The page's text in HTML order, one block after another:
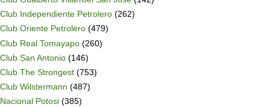
Club Independiente Petrolero (262)
Club Oriente Petrolero (479)
Club Real Tomayapo (260)
Club San Antonio (146)
Club The Strongest (753)
Club Wilstermann (487)
Nacional Potosi (385)